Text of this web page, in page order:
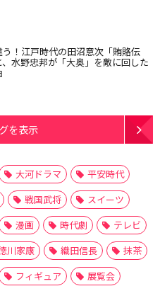
！江戸時代の田沼意次「賄賂伝
水野忠邦が「大奥」を敵に回した
を表示
大河ドラマ
平安時代
戦国武将
スイーツ
漫画 時代劇
テレビ
川家康 織田信長
抹茶
フィギュア
展覧会